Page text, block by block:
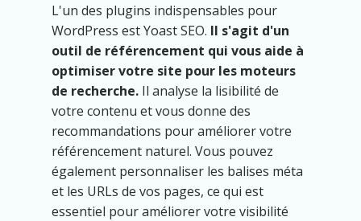
L'un des plugins indispensables pour
WordPress est Yoast SEO. Il s'agit d'un
outil de référencement qui vous aide à
optimiser votre site pour les moteurs
de recherche. Il analyse la lisibilité de
votre contenu et vous donne des
recommandations pour améliorer votre
référencement naturel. Vous pouvez
également personnaliser les balises méta
et les URLs de vos pages, ce qui est
essentiel pour améliorer votre visibilité